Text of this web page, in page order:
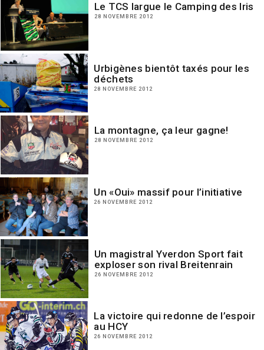
Le TCS largue le Camping des Iris
28 NOVEMBRE 2012
Urbigènes bientôt taxés pour les
déchets
28 NOVEMBRE 2012
La montagne, ça leur gagne!
28 NOVEMBRE 2012
Un «Oui» massif pour l’initiative
26 NOVEMBRE 2012
Un magistral Yverdon Sport fait
exploser son rival Breitenrain
26 NOVEMBRE 2012
La victoire qui redonne de l’espoir
au HCY
26 NOVEMBRE 2012